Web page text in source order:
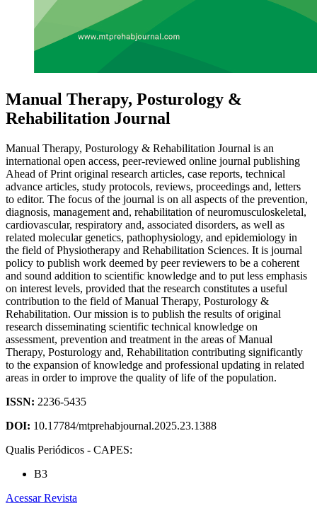
Manual Therapy, Posturology &
Rehabilitation Journal
Manual Therapy, Posturology & Rehabilitation Journal is an
international open access, peer-reviewed online journal publishing
Ahead of Print original research articles, case reports, technical
advance articles, study protocols, reviews, proceedings and, letters
to editor. The focus of the journal is on all aspects of the prevention,
diagnosis, management and, rehabilitation of neuromusculoskeletal,
cardiovascular, respiratory and, associated disorders, as well as
related molecular genetics, pathophysiology, and epidemiology in
the field of Physiotherapy and Rehabilitation Sciences. It is journal
policy to publish work deemed by peer reviewers to be a coherent
and sound addition to scientific knowledge and to put less emphasis
on interest levels, provided that the research constitutes a useful
contribution to the field of Manual Therapy, Posturology &
Rehabilitation. Our mission is to publish the results of original
research disseminating scientific technical knowledge on
assessment, prevention and treatment in the areas of Manual
Therapy, Posturology and, Rehabilitation contributing significantly
to the expansion of knowledge and professional updating in related
areas in order to improve the quality of life of the population.
ISSN: 2236-5435
DOI: 10.17784/mtprehabjournal.2025.23.1388
Qualis Periódicos - CAPES:
B3
Acessar Revista